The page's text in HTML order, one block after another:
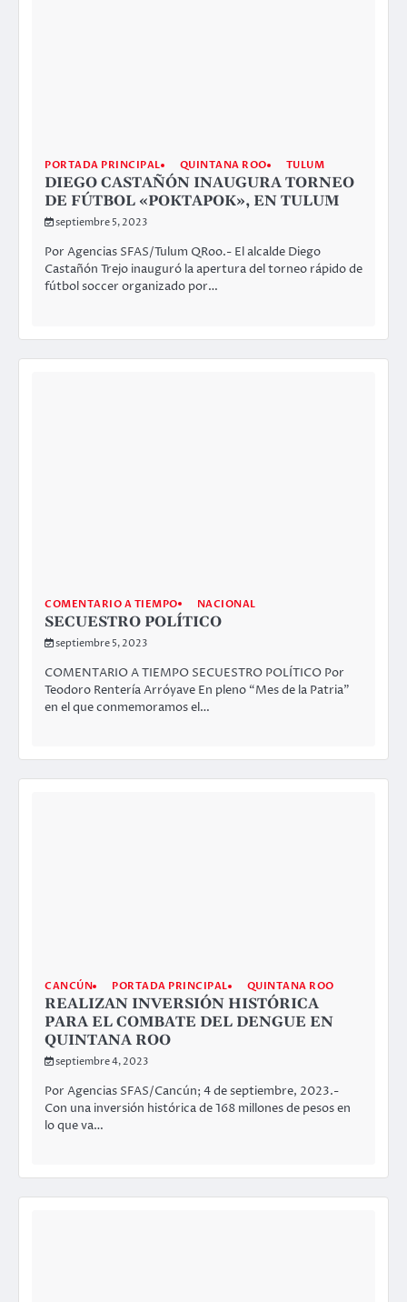
PORTADA PRINCIPAL QUINTANA ROO TULUM
DIEGO CASTAÑÓN INAUGURA TORNEO
DE FÚTBOL «POKTAPOK», EN TULUM
septiembre 5, 2023
Por Agencias SFAS/Tulum QRoo.- El alcalde Diego
Castañón Trejo inauguró la apertura del torneo rápido de
fútbol soccer organizado por…
COMENTARIO A TIEMPO NACIONAL
SECUESTRO POLÍTICO
septiembre 5, 2023
COMENTARIO A TIEMPO SECUESTRO POLÍTICO Por
Teodoro Rentería Arróyave En pleno “Mes de la Patria”
en el que conmemoramos el…
CANCÚN PORTADA PRINCIPAL QUINTANA ROO
REALIZAN INVERSIÓN HISTÓRICA
PARA EL COMBATE DEL DENGUE EN
QUINTANA ROO
septiembre 4, 2023
Por Agencias SFAS/Cancún; 4 de septiembre, 2023.-
Con una inversión histórica de 168 millones de pesos en
lo que va…